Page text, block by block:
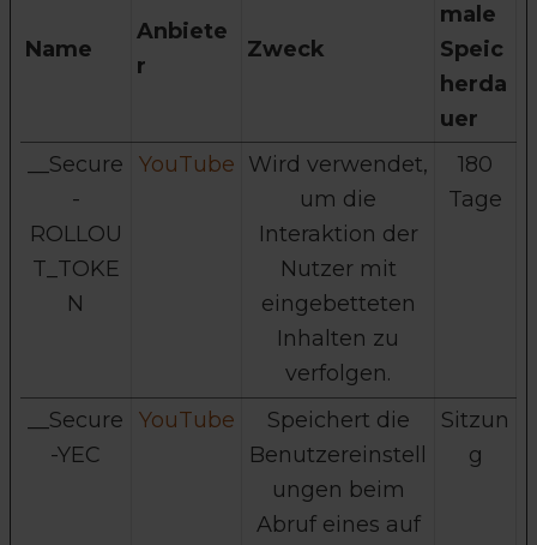
Name
Anbiete
r
Zweck
male
Speic
herda
uer
__Secure
-
ROLLOU
T_TOKE
N
YouTube Wird verwendet,
um die
Interaktion der
Nutzer mit
eingebetteten
Inhalten zu
verfolgen.
180
Tage
__Secure
-YEC
YouTube
Speichert die
Benutzereinstell
ungen beim
Abruf eines auf
Sitzun
g